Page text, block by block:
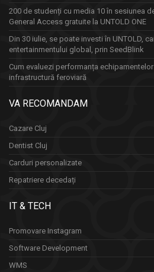
200 de studenți cu media 10 în sesiunea
General Access gratuite la UNTOLD ONE
Din 30 iulie, se poate investi în UNTOLD,
entertainmentului global, prin SeedBlink
Cum evaluezi performanța
infrastructură feroviară
VA RECOMANDAM
Cazare Cluj
Dentist Cluj
Carduri personalizate
Repatriere decedați
IT & TECH
Promovare Instagram
Software Development
WMS